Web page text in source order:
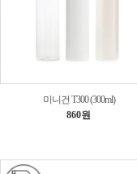
미니건 T300 (300ml)
860원